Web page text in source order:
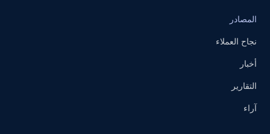
المصادر
نجاح العملاء
أخبار
التقارير
آراء